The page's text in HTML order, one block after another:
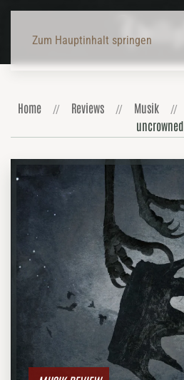
Zum Hauptinhalt springen
Home Reviews Musik
uncrowned